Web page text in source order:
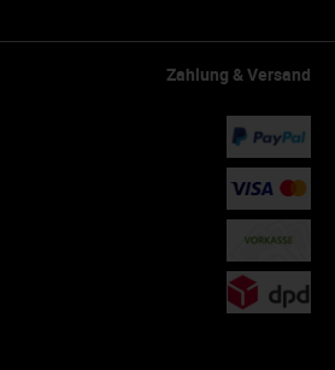
Zahlung & Versand